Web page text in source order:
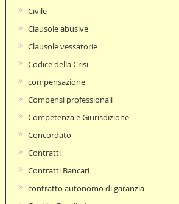
Civile
Clausole abusive
Clausole vessatorie
Codice della Crisi
compensazione
Compensi professionali
Competenza e Giurisdizione
Concordato
Contratti
Contratti Bancari
contratto autonomo di garanzia